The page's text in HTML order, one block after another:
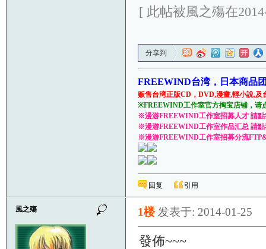
[ 此帖被風之殤在
分享到
FREEWIND台湾，日本商品
贩售台湾正版CD，DVD,漫畫,輕小說,
※FREEWIND工作室官方掏宝店铺，请
※漫游FREEWIND工作室招募人才 請
※漫游FREEWIND工作室作品汇总 請
※漫游FREEWIND工作室招募分流
回复 引用
風之殤 1楼 发表于: 2014-01-25
發佈~~~